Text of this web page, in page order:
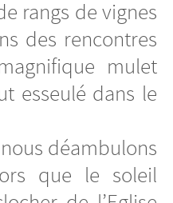
rangs de vignes
des rencontres
mulet
esseulé dans le
déambulons
que le soleil